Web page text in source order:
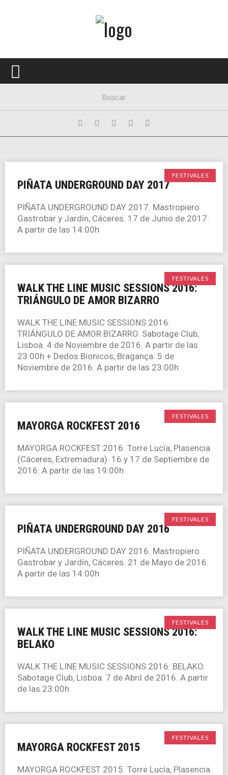
PORTADA
FESTIVALES
FESTIVALES
PIÑATA UNDERGROUND DAY 2017
PIÑATA UNDERGROUND DAY 2017. Mastropiero
Gastrobar y Jardín, Cáceres. 17 de Junio de 2017.
A partir de las 14:00h
FESTIVALES
WALK THE LINE MUSIC SESSIONS 2016:
TRIÁNGULO DE AMOR BIZARRO
WALK THE LINE MUSIC SESSIONS 2016:
TRIÁNGULO DE AMOR BIZARRO. Sabotage Club,
Lisboa. 4 de Noviembre de 2016. A partir de las
23:00h + Dedos Bionicos, Bragança. 5 de
Noviembre de 2016. A partir de las 23:00h
FESTIVALES
MAYORGA ROCKFEST 2016
MAYORGA ROCKFEST 2016. Torre Lucía, Plasencia
(Cáceres, Extremadura). 16 y 17 de Septiembre de
2016. A partir de las 19:00h
FESTIVALES
PIÑATA UNDERGROUND DAY 2016
PIÑATA UNDERGROUND DAY 2016. Mastropiero
Gastrobar y Jardín, Cáceres. 21 de Mayo de 2016.
A partir de las 14:00h
FESTIVALES
WALK THE LINE MUSIC SESSIONS 2016:
BELAKO
WALK THE LINE MUSIC SESSIONS 2016: BELAKO.
Sabotage Club, Lisboa. 7 de Abril de 2016. A partir
de las 23:00h
FESTIVALES
MAYORGA ROCKFEST 2015
MAYORGA ROCKFEST 2015. Torre Lucía, Plasencia